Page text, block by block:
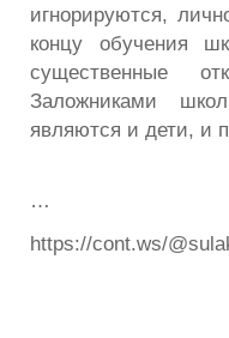
игнорируются,
концу обучения
существенные
Заложниками
являются и дети, и
…
https://cont.ws/